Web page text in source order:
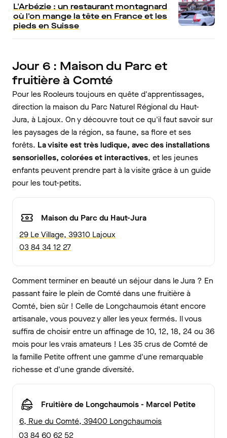
L'Arbézie : un restaurant montagnard
où l'on mange la tête en France et les
pieds en Suisse
Jour 6 : Maison du Parc et
fruitière à Comté
Pour les Rooleurs toujours en quête d'apprentissages,
direction la maison du Parc Naturel Régional du Haut-
Jura, à Lajoux. On y découvre tout ce qu'il faut savoir sur
les paysages de la région, sa faune, sa flore et ses
forêts. La visite est très ludique, avec des installations
sensorielles, colorées et interactives, et les jeunes
enfants peuvent prendre part à la visite grâce à un guide
pour les tout-petits.
Maison du Parc du Haut-Jura
29 Le Village, 39310 Lajoux
03 84 34 12 27
Comment terminer en beauté un séjour dans le Jura ? En
passant faire le plein de Comté dans une fruitière à
Comté, bien sûr ! Celle de Longchaumois étant encore
artisanale, vous pouvez y aller les yeux fermés. Il vous
suffira de choisir entre un affinage de 10, 12, 18, 24 ou 36
mois pour les vrais amateurs ! Les 35 crus de Comté de
la famille Petite offrent une gamme d'une remarquable
richesse et d'une grande diversité.
Fruitière de Longchaumois - Marcel Petite
6, Rue du Comté, 39400 Longchaumois
03 84 60 62 52